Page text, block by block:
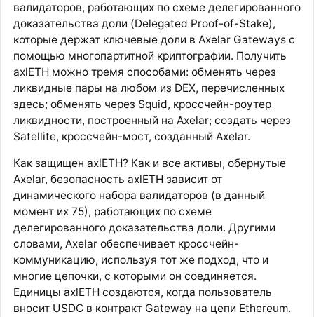
валидаторов, работающих по схеме делегированного
доказательства доли (Delegated Proof-of-Stake),
которые держат ключевые доли в Axelar Gateways с
помощью многопартитной криптографии. Получить
axlETH можно тремя способами: обменять через
ликвидные пары на любом из DEX, перечисленных
здесь; обменять через Squid, кроссчейн-роутер
ликвидности, построенный на Axelar; создать через
Satellite, кроссчейн-мост, созданный Axelar.
Как защищен axlETH? Как и все активы, обернутые
Axelar, безопасность axlETH зависит от
динамического набора валидаторов (в данный
момент их 75), работающих по схеме
делегированного доказательства доли. Другими
словами, Axelar обеспечивает кроссчейн-
коммуникацию, используя тот же подход, что и
многие цепочки, с которыми он соединяется.
Единицы axlETH создаются, когда пользователь
вносит USDC в контракт Gateway на цепи Ethereum.